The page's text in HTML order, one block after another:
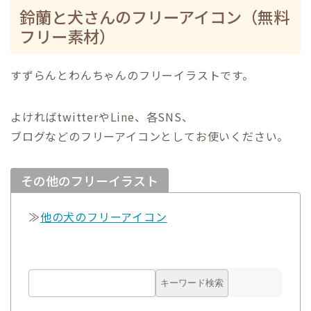
鈴蘭と犬さんのフリーアイコン（無料
フリー素材）
すずらんとわんちゃんのフリーイラストです。
よければtwitterやLine、各SNS、
ブログなどのフリーアイコンとしてお使いください。
その他のフリーイラスト
≫他の犬のフリーアイコン